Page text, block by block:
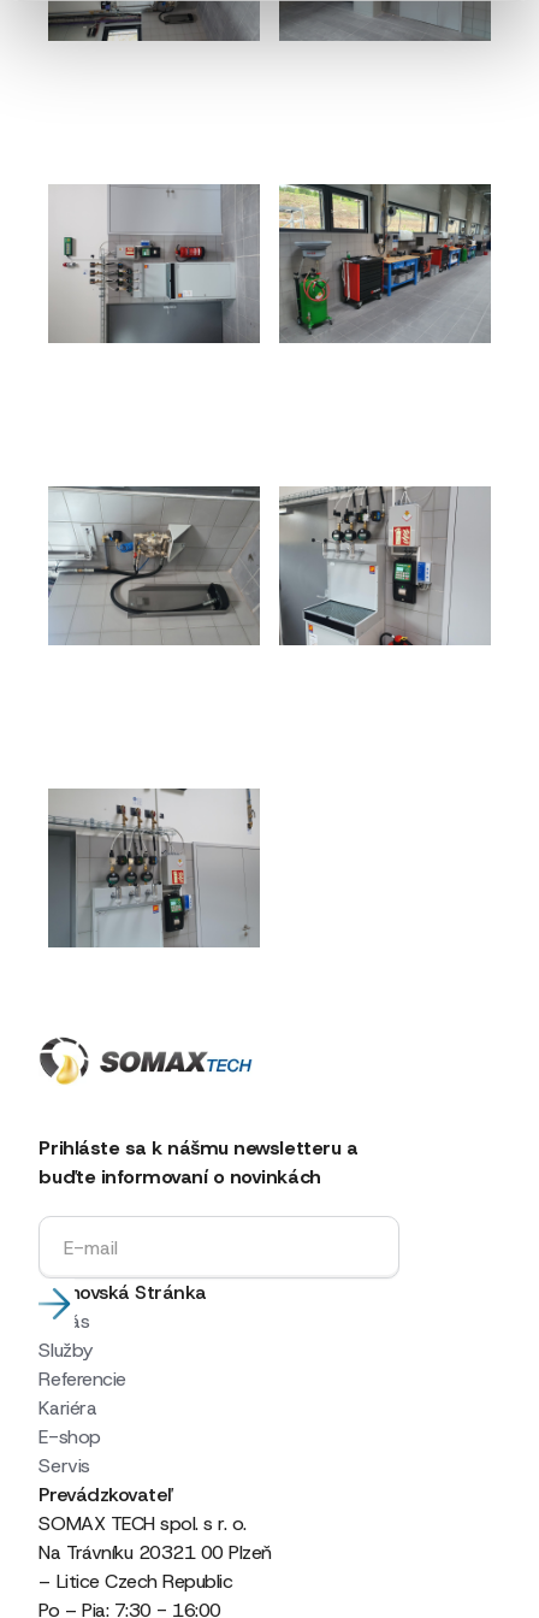
Predchádzajúci článok
Prihláste sa k nášmu newsletteru a
buďte informovaní o novinkách
Domovská Stránka
O nás
Služby
Referencie
Kariéra
E-shop
Servis
Prevádzkovateľ
SOMAX TECH spol. s r. o.
Na Trávníku 20321 00 Plzeň
– Litice Czech Republic
Po – Pia: 7:30 - 16:00